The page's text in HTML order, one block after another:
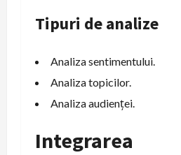
Tipuri de analize
Analiza sentimentului.
Analiza topicilor.
Analiza audienței.
Integrarea